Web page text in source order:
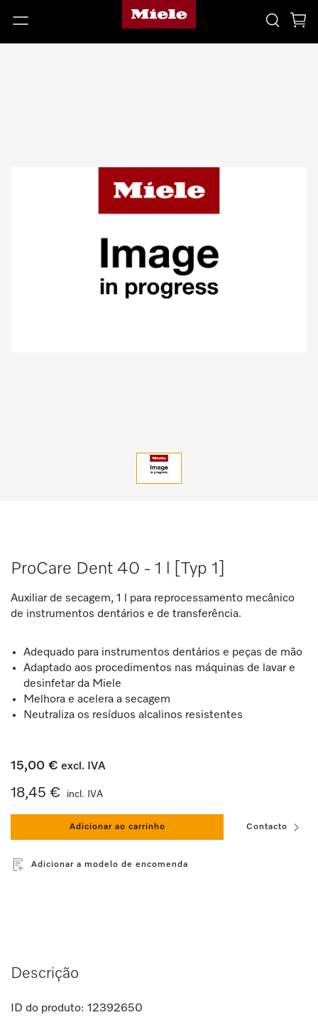
ProCare Dent 40 - 1 l [Typ 1]
Auxiliar de secagem, 1 l para reprocessamento mecânico
de instrumentos dentários e de transferência.
Adequado para instrumentos dentários e peças de mão
Adaptado aos procedimentos nas máquinas de lavar e
desinfetar da Miele
Melhora e acelera a secagem
Neutraliza os resíduos alcalinos resistentes
15,00 € excl. IVA
18,45 € incl. IVA
Adicionar ao carrinho Contacto
Adicionar a modelo de encomenda
Descrição
ID do produto: 12392650